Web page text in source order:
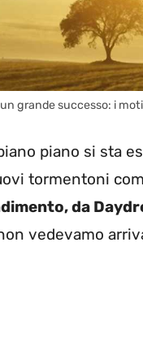
grande successo: i
piano si sta
tormentoni
da
vedevamo